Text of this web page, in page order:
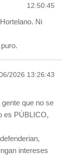
12:50:45
Ni
2026 13:26:43
que no se
es PÚBLICO,
intereses